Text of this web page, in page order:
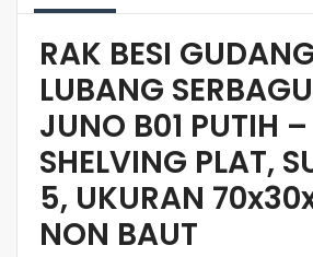
RAK BESI
LUBANG
JUNO B01 PUTIH –
SHELVING PLAT,
5, UKURAN
NON BAUT